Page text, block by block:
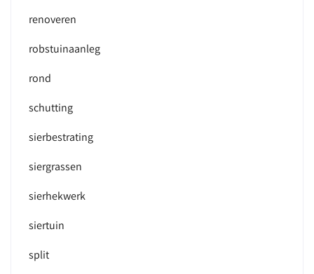
renoveren
robstuinaanleg
rond
schutting
sierbestrating
siergrassen
sierhekwerk
siertuin
split